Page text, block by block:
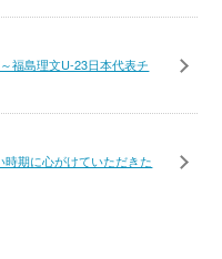
福島理文U-23日本代表チ
期に心がけていただきた